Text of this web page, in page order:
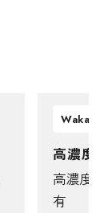
高濃度
高濃度
有